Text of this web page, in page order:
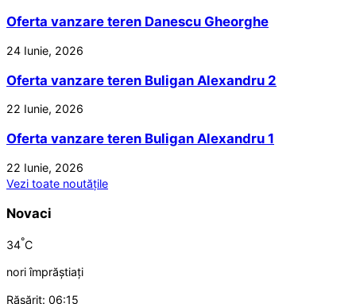
Oferta vanzare teren Danescu Gheorghe
24 Iunie, 2026
Oferta vanzare teren Buligan Alexandru 2
22 Iunie, 2026
Oferta vanzare teren Buligan Alexandru 1
22 Iunie, 2026
Vezi toate noutățile
Novaci
34°C
nori împrăștiați
Răsărit: 06:15